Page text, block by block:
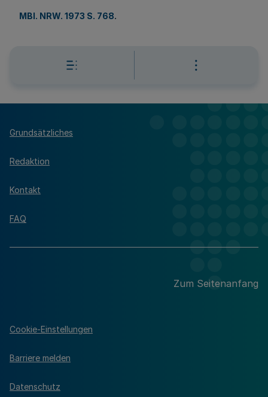
MBl. NRW. 1973 S. 768.
Grundsätzliches
Redaktion
Kontakt
FAQ
Zum Seitenanfang
Cookie-Einstellungen
Barriere melden
Datenschutz